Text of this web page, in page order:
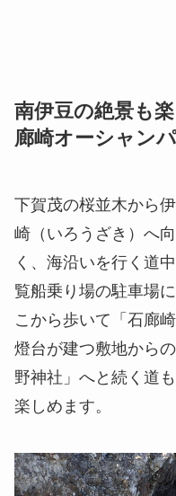
南伊豆の絶景も
廊崎オーシャンパ
下賀茂の桜並木から
崎（いろうざき）へ
く、海沿いを行く道
覧船乗り場の駐車場
こから歩いて「石廊
燈台が建つ敷地から
野神社」へと続く道
楽しめます。